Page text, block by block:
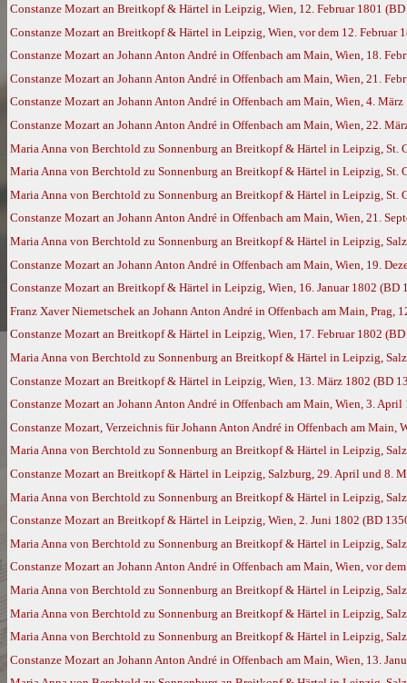
Constanze Mozart an Breitkopf & Härtel in Leipzig, Wien, 12. Februar 1801
Constanze Mozart an Breitkopf & Härtel in Leipzig, Wien, vor dem 12. Februar
Constanze Mozart an Johann Anton André in Offenbach am Main, Wien, 18.
Constanze Mozart an Johann Anton André in Offenbach am Main, Wien, 21.
Constanze Mozart an Johann Anton André in Offenbach am Main, Wien, 4.
Constanze Mozart an Johann Anton André in Offenbach am Main, Wien, 22.
Maria Anna von Berchtold zu Sonnenburg an Breitkopf & Härtel in Leipzig, St.
Maria Anna von Berchtold zu Sonnenburg an Breitkopf & Härtel in Leipzig,
Maria Anna von Berchtold zu Sonnenburg an Breitkopf & Härtel in Leipzig, St.
Constanze Mozart an Johann Anton André in Offenbach am Main, Wien, 21.
Maria Anna von Berchtold zu Sonnenburg an Breitkopf & Härtel in Leipzig,
Constanze Mozart an Johann Anton André in Offenbach am Main, Wien, 19.
Constanze Mozart an Breitkopf & Härtel in Leipzig, Wien, 16. Januar 1802 (BD
Franz Xaver Niemetschek an Johann Anton André in Offenbach am Main, Prag,
Constanze Mozart an Breitkopf & Härtel in Leipzig, Wien, 17. Februar 1802
Maria Anna von Berchtold zu Sonnenburg an Breitkopf & Härtel in Leipzig,
Constanze Mozart an Breitkopf & Härtel in Leipzig, Wien, 13. März 1802 (BD
Constanze Mozart an Johann Anton André in Offenbach am Main, Wien, 3.
Constanze Mozart, Verzeichnis für Johann Anton André in Offenbach am Main,
Maria Anna von Berchtold zu Sonnenburg an Breitkopf & Härtel in Leipzig,
Constanze Mozart an Breitkopf & Härtel in Leipzig, Salzburg, 29. April und 8.
Maria Anna von Berchtold zu Sonnenburg an Breitkopf & Härtel in Leipzig,
Constanze Mozart an Breitkopf & Härtel in Leipzig, Wien, 2. Juni 1802 (BD
Maria Anna von Berchtold zu Sonnenburg an Breitkopf & Härtel in Leipzig,
Constanze Mozart an Johann Anton André in Offenbach am Main, Wien, vor
Maria Anna von Berchtold zu Sonnenburg an Breitkopf & Härtel in Leipzig,
Maria Anna von Berchtold zu Sonnenburg an Breitkopf & Härtel in Leipzig,
Maria Anna von Berchtold zu Sonnenburg an Breitkopf & Härtel in Leipzig,
Constanze Mozart an Johann Anton André in Offenbach am Main, Wien, 13.